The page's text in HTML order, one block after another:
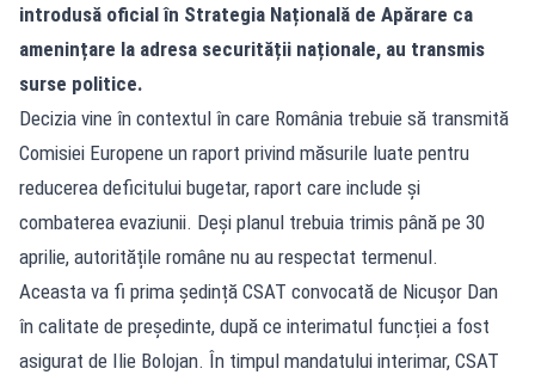
introdusă oficial în Strategia Națională de Apărare ca
amenințare la adresa securității naționale, au transmis
surse politice.
Decizia vine în contextul în care România trebuie să transmită
Comisiei Europene un raport privind măsurile luate pentru
reducerea deficitului bugetar, raport care include și
combaterea evaziunii. Deși planul trebuia trimis până pe 30
aprilie, autoritățile române nu au respectat termenul.
Aceasta va fi prima ședință CSAT convocată de Nicușor Dan
în calitate de președinte, după ce interimatul funcției a fost
asigurat de Ilie Bolojan. În timpul mandatului interimar, CSAT